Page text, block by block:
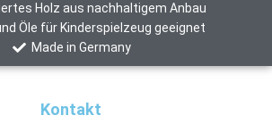
Holz aus nachhaltigem Anbau
Öle für Kinderspielzeug geeignet
Made in Germany
Kontakt